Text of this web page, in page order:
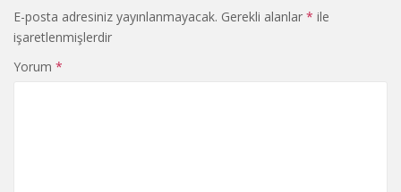
E-posta adresiniz yayınlanmayacak. Gerekli alanlar * ile
işaretlenmişlerdir
Yorum *